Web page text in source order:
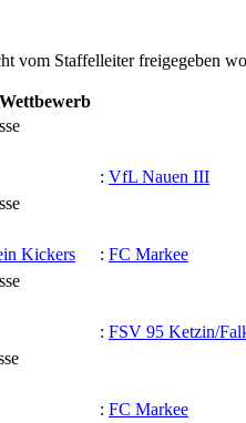
vom Staffelleiter freigegeben
Wettbewerb
: VfL Nauen III
Kickers
: FC Markee
: FSV 95 Ketzin/​
: FC Markee